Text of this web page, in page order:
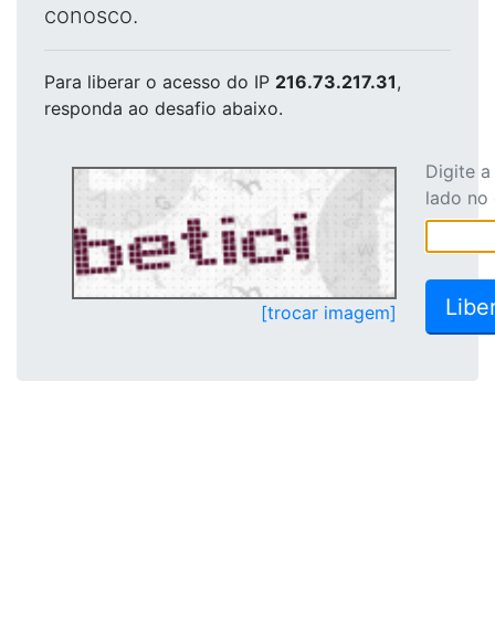
conosco.
Para liberar o acesso do IP 216.73.217.31,
responda ao desafio abaixo.
[trocar imagem]
Digite
lado no